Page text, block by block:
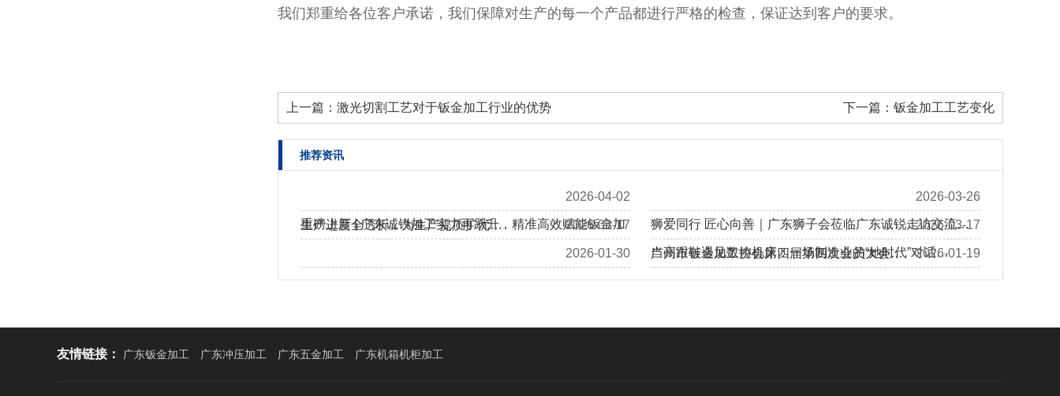
我们郑重给各位客户承诺，我们保障对生产的每一个产品都进行严格的检查，保证达到客户的要求。
上一篇： 激光切割工艺对于钣金加工行业的优势 下一篇： 钣金加工工艺变化
推荐资讯
2026-04-02
重磅上新 | 广东诚锐加工实力再跃升，精准高效赋能钣金加
2026-03-26
狮爱同行 匠心向善｜广东狮子会莅临广东诚锐走访交流…
2026-03-17
生产进度全透析，为生产提质扩优… 2026-03-17
当高跟鞋遇见数控机床：一场制造业的“她时代”对话…
2026-01-30
热烈欢迎加拿大客户Eric、Alan莅临我司工厂回访考察…
2026-01-19
广州市钣金加工协会第四届第四次会员大会…
友情链接： 广东钣金加工 广东冲压加工 广东五金加工 广东机箱机柜加工